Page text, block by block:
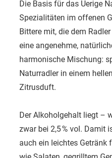
Die Basis für das Uerige
Spezialitäten im offenen
Bittere mit, die dem
eine angenehme,
harmonische Mischung:
Naturradler in einem
Zitrusduft.
Der Alkoholgehalt liegt –
zwar bei 2,5 % vol. Damit
auch ein leichtes Getränk